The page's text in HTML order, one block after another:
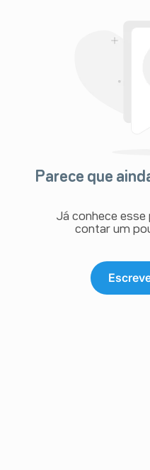
Parece que
Já conhece esse
contar um